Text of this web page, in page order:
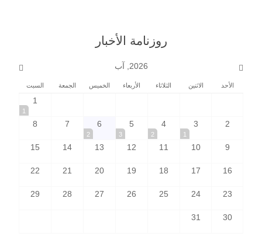
روزنامة الأخبار
2026, آب
الأحد الاثنين الثلاثاء الأربعاء الخميس الجمعة السبت
1
1
2
3
1
4
2
5
3
6
2
7
8
9
10
11
12
13
14
15
16
17
18
19
20
21
22
23
24
25
26
27
28
29
30
31